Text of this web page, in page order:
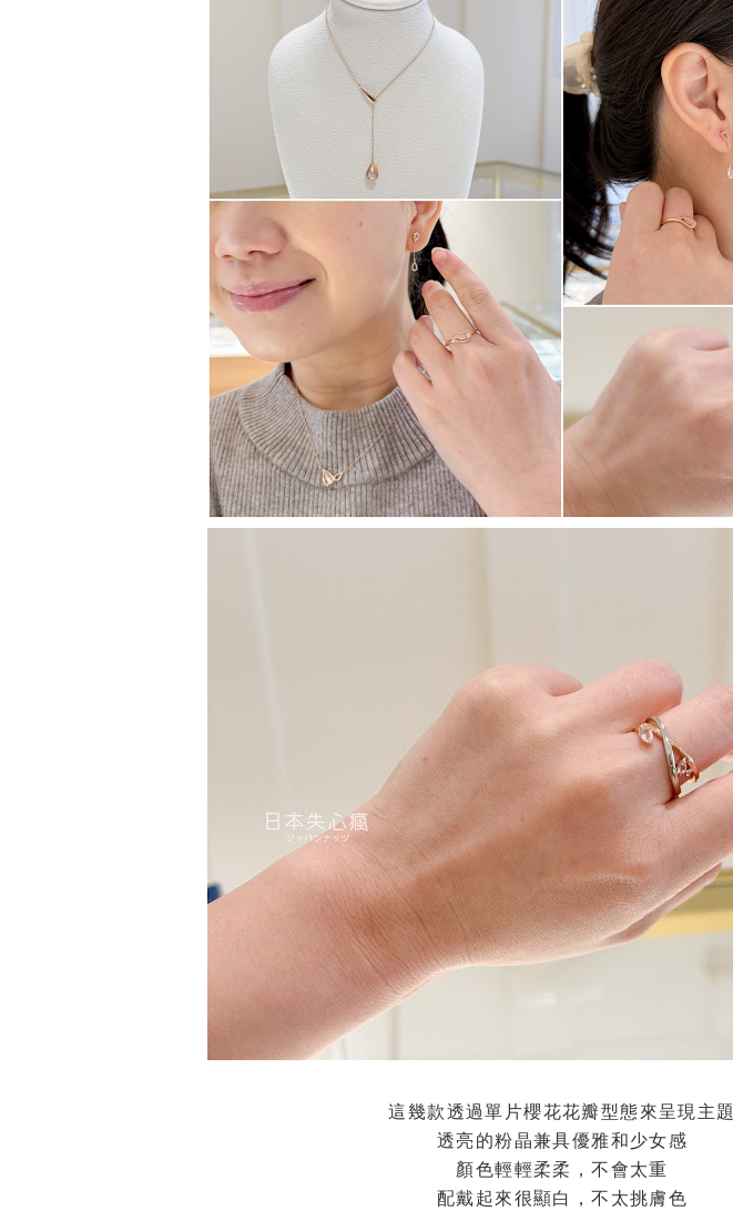
這幾款透過單片櫻花花瓣型態來呈現主題
透亮的粉晶兼具優雅和少女感
顏色輕輕柔柔，不會太重
配戴起來很顯白，不太挑膚色